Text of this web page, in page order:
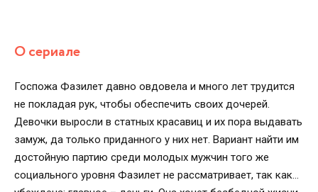
О сериале
Госпожа Фазилет давно овдовела и много лет трудится
не покладая рук, чтобы обеспечить своих дочерей.
Девочки выросли в статных красавиц и их пора выдавать
замуж, да только приданного у них нет. Вариант найти им
достойную партию среди молодых мужчин того же
социального уровня Фазилет не рассматривает, так как